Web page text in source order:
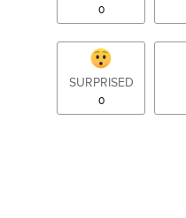
0
SURPRISED
0